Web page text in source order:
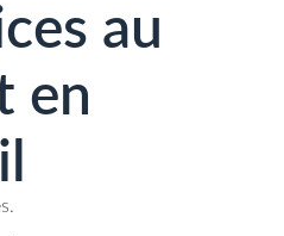
au
en